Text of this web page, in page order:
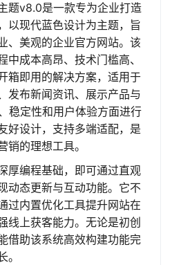
题v8.0是一款专为企业打造
以现代蓝色设计为主题，旨
、美观的企业官方网站。该
中成本高昂、技术门槛高、
箱即用的解决方案，适用于
发布新闻资讯、展示产品与
稳定性和用户体验方面进行
好设计，支持多端适配，是
销的理想工具。
厚编程基础，即可通过直观
动态更新与互动功能。它不
过内置优化工具提升网站在
线上获客能力。无论是初创
借助该系统高效构建功能完